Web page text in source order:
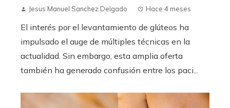
Jesus Manuel Sanchez Delgado Hace 4 meses
El interés por el levantamiento de glúteos ha
impulsado el auge de múltiples técnicas en la
actualidad. Sin embargo, esta amplia oferta
también ha generado confusión entre los paci...